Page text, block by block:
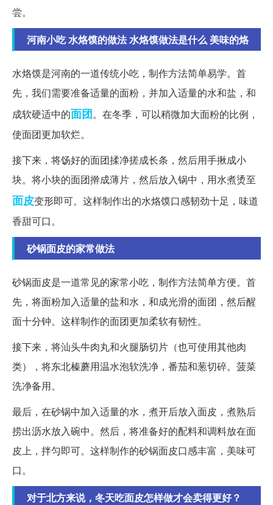
尝。
河南小吃 水烙馍的做法 水烙馍做法是什么 美味的烙
水烙馍是河南的一道传统小吃，制作方法简单易学。首
先，我们需要准备适量的面粉，并加入适量的水和盐，和
成软硬适中的面团。在冬季，可以稍微加大面粉的比例，
使面团更加软烂。
接下来，将饧好的面团揉净搓成长条，然后用手揪成小
块。将小块的面团擀成薄片，然后放入锅中，用水煮烫至
面皮变形即可。这样制作出的水烙馍口感韧劲十足，味道
香甜可口。
砂锅面皮的家常做法
砂锅面皮是一道常见的家常小吃，制作方法简单方便。首
先，将面粉加入适量的盐和水，和成光滑的面团，然后醒
面十分钟。这样制作的面团更加柔软有韧性。
接下来，将汕头牛肉丸和火腿肠切片（也可使用其他肉
类），将东北榛蘑用温水泡软洗净，番茄和葱切碎。菠菜
洗净备用。
最后，在砂锅中加入适量的水，煮开后放入面皮，煮熟后
捞出沥水放入碗中。然后，将准备好的配料和调料放在面
皮上，拌匀即可。这样制作的砂锅面皮口感丰富，美味可
口。
对于北方来说，冬天吃面皮怎样做才会卖得更好？